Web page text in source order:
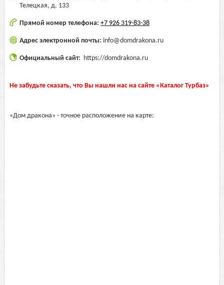
Телецкая, д. 133
Прямой номер телефона: +7 926 319-83-38
Адрес электронной почты: info@domdrakona.ru
Официальный сайт: https://domdrakona.ru
Не забудьте сказать, что Вы нашли нас на сайте «Каталог Турбаз»
«Дом дракона» - точное расположение на карте: